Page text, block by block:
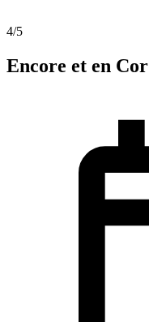
4/5
Encore et en Cor